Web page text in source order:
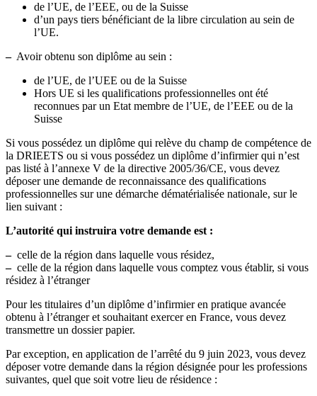
de l’UE, de l’EEE, ou de la Suisse
d’un pays tiers bénéficiant de la libre circulation au sein de
l’UE.
–Avoir obtenu son diplôme au sein :
de l’UE, de l’UEE ou de la Suisse
Hors UE si les qualifications professionnelles ont été
reconnues par un Etat membre de l’UE, de l’EEE ou de la
Suisse
Si vous possédez un diplôme qui relève du champ de compétence de
la DRIEETS ou si vous possédez un diplôme d’infirmier qui n’est
pas listé à l’annexe V de la directive 2005/36/CE, vous devez
déposer une demande de reconnaissance des qualifications
professionnelles sur une démarche dématérialisée nationale, sur le
lien suivant :
L’autorité qui instruira votre demande est :
–celle de la région dans laquelle vous résidez,
–celle de la région dans laquelle vous comptez vous établir, si vous
résidez à l’étranger
Pour les titulaires d’un diplôme d’infirmier en pratique avancée
obtenu à l’étranger et souhaitant exercer en France, vous devez
transmettre un dossier papier.
Par exception, en application de l’arrêté du 9 juin 2023, vous devez
déposer votre demande dans la région désignée pour les professions
suivantes, quel que soit votre lieu de résidence :